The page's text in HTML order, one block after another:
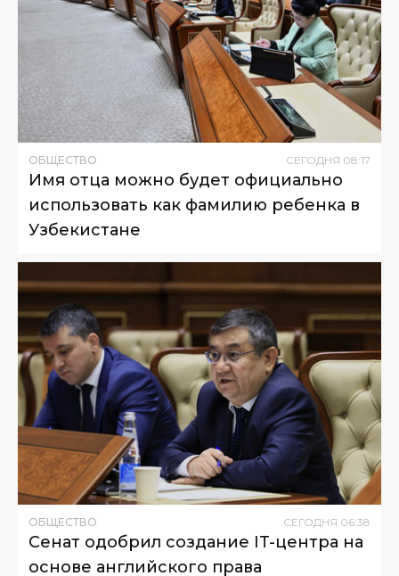
ОБЩЕСТВО СЕГОДНЯ 08:17
Имя отца можно будет официально
использовать как фамилию ребенка в
Узбекистане
ОБЩЕСТВО СЕГОДНЯ 06:38
Сенат одобрил создание IT-центра на
основе английского права